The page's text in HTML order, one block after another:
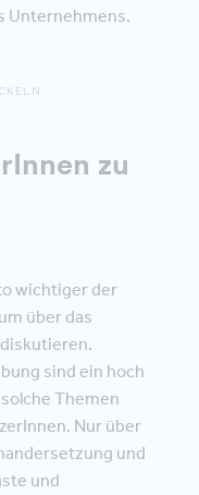
Unternehmens.
zu
wichtiger der
über das
sind ein hoch
Themen
Nur über
und
und